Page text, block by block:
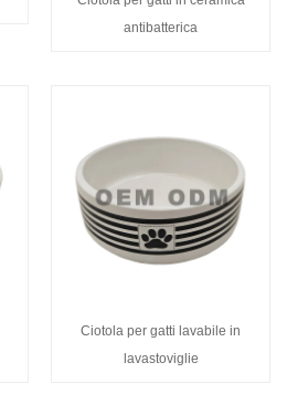
antibatterica
Ciotola per gatti lavabile in
lavastoviglie